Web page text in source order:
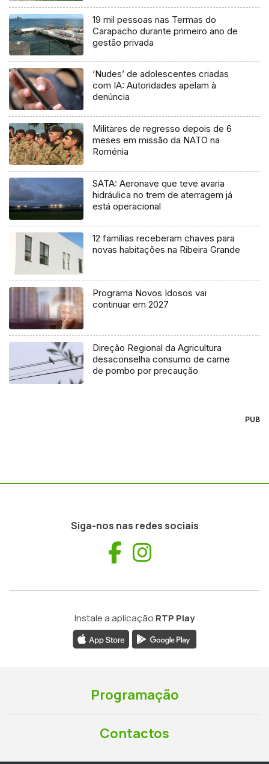
19 mil pessoas nas Termas do
Carapacho durante primeiro ano de
gestão privada
‘Nudes’ de adolescentes criadas
com IA: Autoridades apelam à
denúncia
Militares de regresso depois de 6
meses em missão da NATO na
Roménia
SATA: Aeronave que teve avaria
hidráulica no trem de aterragem já
está operacional
12 famílias receberam chaves para
novas habitações na Ribeira Grande
Programa Novos Idosos vai
continuar em 2027
Direção Regional da Agricultura
desaconselha consumo de carne
de pombo por precaução
PUB
Siga-nos nas redes sociais
Facebook
Instale a aplicação RTP Play
Programação
Contactos